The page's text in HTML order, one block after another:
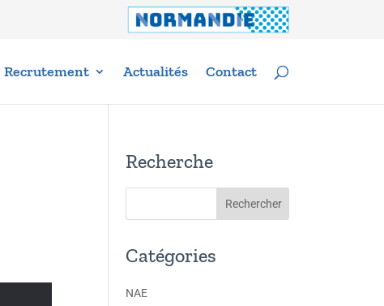
Recrutement Actualités Contact
Recherche
Catégories
NAE